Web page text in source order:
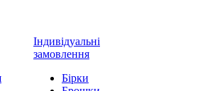
Індивідуальні
замовлення
Бірки